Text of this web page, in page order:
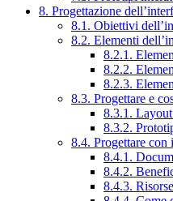
8. Progettazione
8.1. Obiettivi
8.2. Elementi
8.2.1.
8.2.2.
8.2.3.
8.3. Progettare e
8.3.1.
8.3.2.
8.4. Progettare con
8.4.1.
8.4.2.
8.4.3.